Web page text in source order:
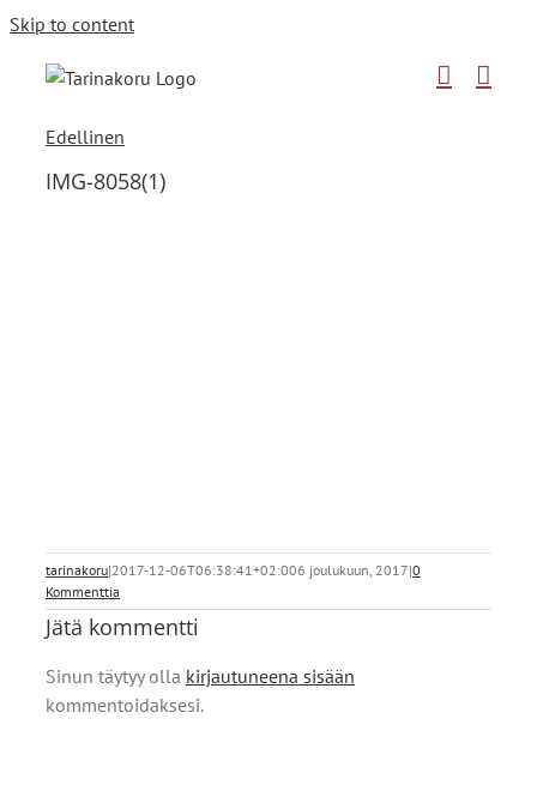
Skip to content
Edellinen
IMG-8058(1)
tarinakoru|2017-12-06T06:38:41+02:006 joulukuun, 2017|0
Kommenttia
Jätä kommentti
Sinun täytyy olla kirjautuneena sisään
kommentoidaksesi.